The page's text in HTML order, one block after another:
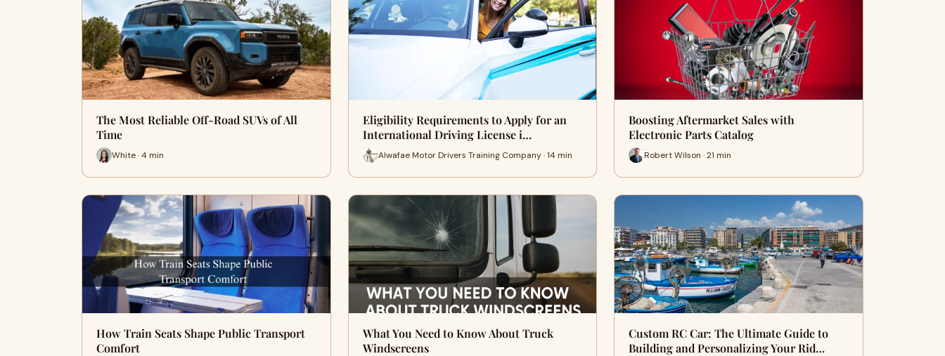
The Most Reliable Off-Road SUVs of All
Time
White · 4 min
Eligibility Requirements to Apply for an
International Driving License i…
Alwafae Motor Drivers Training Company · 14 min
Boosting Aftermarket Sales with
Electronic Parts Catalog
Robert Wilson · 21 min
How Train Seats Shape Public Transport
Comfort
What You Need to Know About Truck
Windscreens
Custom RC Car: The Ultimate Guide to
Building and Personalizing Your Rid…